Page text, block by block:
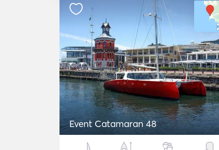
Event Catamaran 48